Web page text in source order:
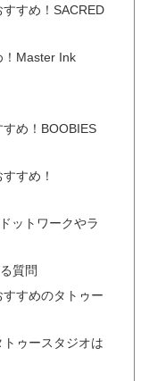
すめ！SACRED
！Master Ink
め！BOOBIES
すめ！
ットワークやラ
質問
すめのタトゥー
ゥースタジオは